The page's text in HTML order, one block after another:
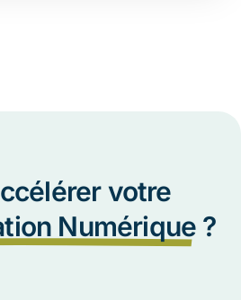
votre
Numérique ?